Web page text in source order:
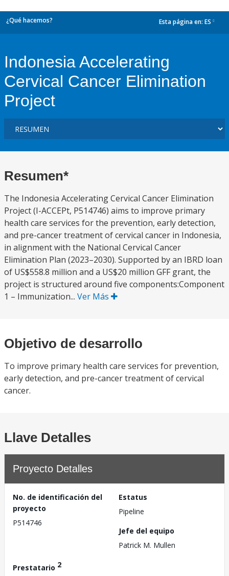
¿Qué hacemos? Esta página en: ES
Indonesia Accelerating
Cervical Cancer Elimination
Project
Resumen*
The Indonesia Accelerating Cervical Cancer Elimination
Project (I-ACCEPt, P514746) aims to improve primary
health care services for the prevention, early detection,
and pre-cancer treatment of cervical cancer in Indonesia,
in alignment with the National Cervical Cancer
Elimination Plan (2023–2030). Supported by an IBRD loan
of US$558.8 million and a US$20 million GFF grant, the
project is structured around five components:Component
1 – Immunization... Ver Más
Objetivo de desarrollo
To improve primary health care services for prevention,
early detection, and pre-cancer treatment of cervical
cancer.
Llave Detalles
Proyecto Detalles
No. de identificación del
proyecto
P514746
Estatus
Pipeline
Jefe del equipo
Patrick M. Mullen
Prestatario 2